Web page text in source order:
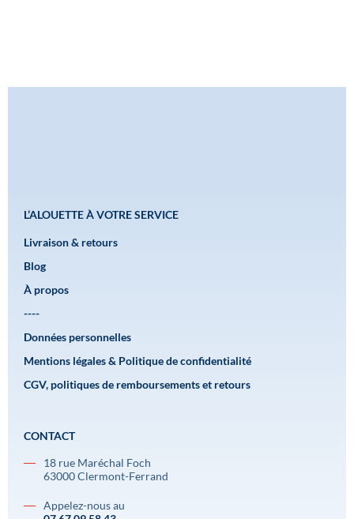
L’ALOUETTE À VOTRE SERVICE
Livraison & retours
Blog
À propos
----
Données personnelles
Mentions légales & Politique de confidentialité
CGV, politiques de remboursements et retours
CONTACT
18 rue Maréchal Foch
63000 Clermont-Ferrand
Appelez-nous au